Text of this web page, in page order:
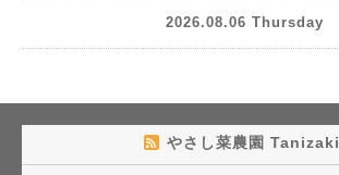
2026.08.06 Thursday
やさし菜農園 Tanizaki